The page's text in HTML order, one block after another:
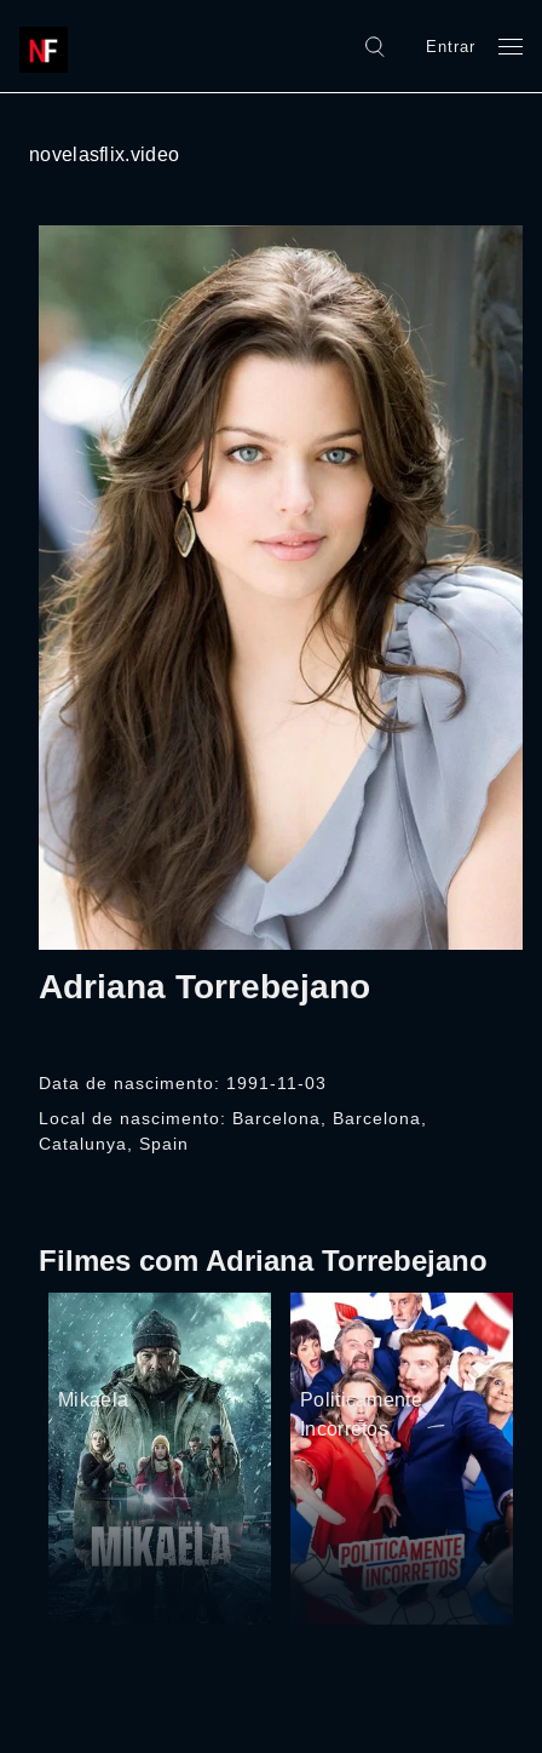
Entrar
novelasflix.video
Adriana Torrebejano
Data de nascimento: 1991-11-03
Local de nascimento: Barcelona, Barcelona,
Catalunya, Spain
Filmes com Adriana Torrebejano
Mikaela
Politicamente
Incorretos